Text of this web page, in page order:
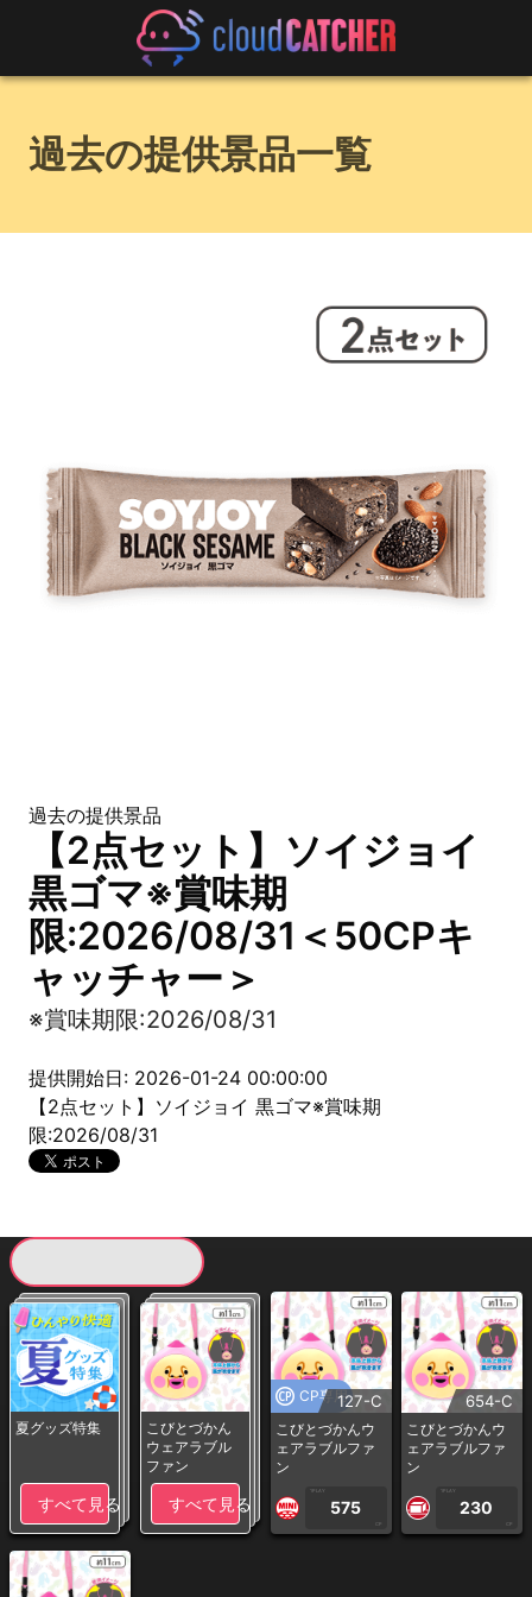
過去の提供景品一覧
過去の提供景品
【2点セット】ソイジョイ
黒ゴマ※賞味期
限:2026/08/31＜50CPキ
ャッチャー＞
※賞味期限:2026/08/31
提供開始日: 2026-01-24 00:00:00
【2点セット】ソイジョイ 黒ゴマ※賞味期
限:2026/08/31
夏グッズ特集
すべて見る
こびとづかん
ウェアラブル
ファン
すべて見る
CP専用127-C
こびとづかんウ
ェアラブルファ
ン
1PLAY
575
CP
654-C
こびとづかんウ
ェアラブルファ
ン
1PLAY
230
CP